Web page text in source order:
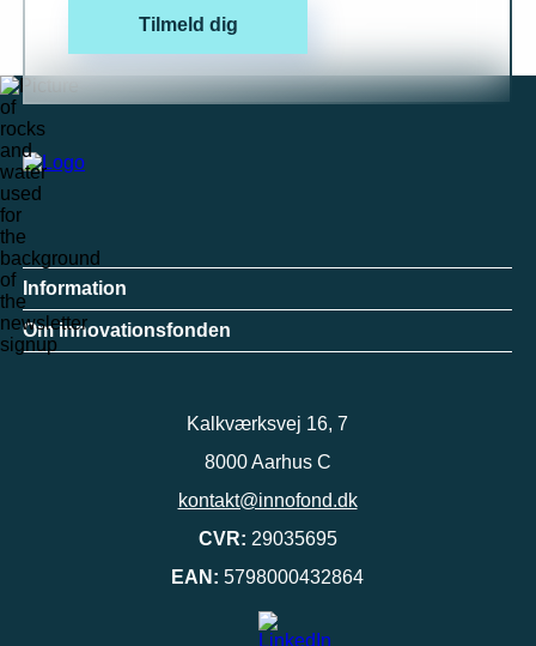
Tilmeld dig
Kalkværksvej 16, 7
8000 Aarhus C
kontakt@innofond.dk
CVR: 29035695
EAN: 5798000432864
Information
Om innovationsfonden